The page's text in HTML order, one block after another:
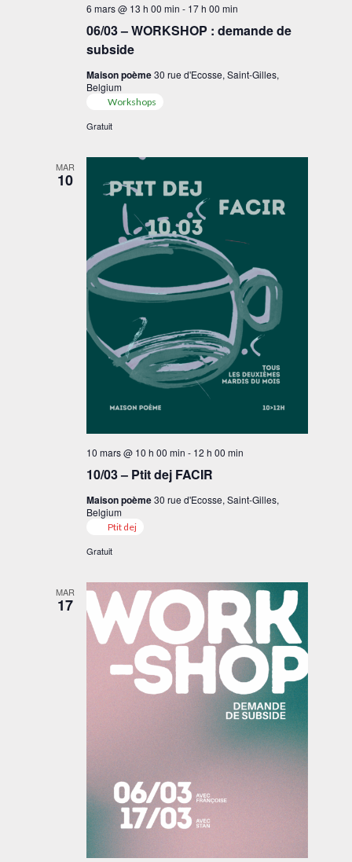
06/03 – WORKSHOP : demande de
subside
6 mars @ 13 h 00 min - 17 h 00 min
Maison poème30 rue d'Ecosse, Saint-Gilles,
Belgium
Workshops
Gratuit
MAR
10
10/03 – Ptit dej FACIR
10 mars @ 10 h 00 min - 12 h 00 min
Maison poème30 rue d'Ecosse, Saint-Gilles,
Belgium
Ptit dej
Gratuit
MAR
17